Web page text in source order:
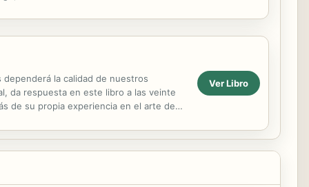
la calidad de nuestros
da respuesta en este libro a las veinte
de su propia experiencia en el arte de
Ver Libro